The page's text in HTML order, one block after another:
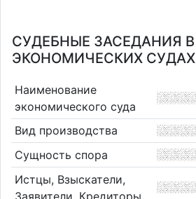
СУДЕБНЫЕ ЗАСЕДАНИЯ В
ЭКОНОМИЧЕСКИХ СУДАХ
Наименование
экономического суда
Вид производства
Сущность спора
Истцы, Взыскатели,
Заявители, Кредиторы